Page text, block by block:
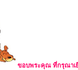
ขอบพระคุณ ที่กรุณาเ